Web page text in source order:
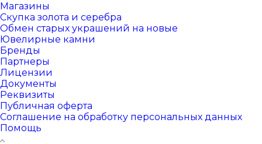
Магазины
Скупка золота и серебра
Обмен старых украшений на новые
Ювелирные камни
Бренды
Партнеры
Лицензии
Документы
Реквизиты
Публичная оферта
Соглашение на обработку персональных данных
Помощь